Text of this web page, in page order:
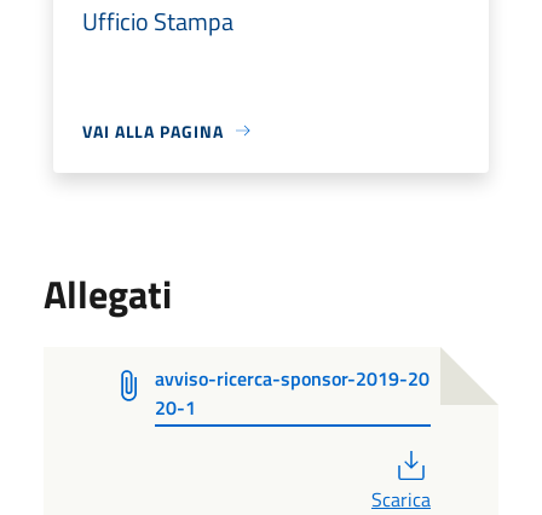
Ufficio Stampa
VAI ALLA PAGINA
Allegati
avviso-ricerca-sponsor-2019-20
20-1
Scarica